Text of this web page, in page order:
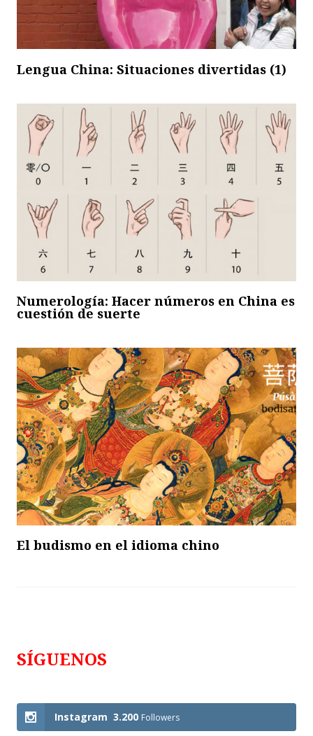
Lengua China: Situaciones divertidas (1)
Numerología: Hacer números en China es
cuestión de suerte
El budismo en el idioma chino
SÍGUENOS
Instagram 3.200 Followers